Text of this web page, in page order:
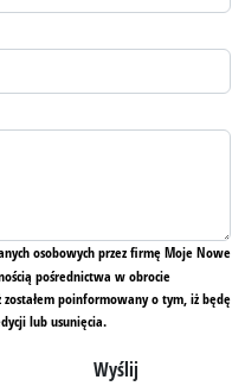
osobowych przez firmę Moje Nowe
pośrednictwa w obrocie
poinformowany o tym, iż będę
lub usunięcia.